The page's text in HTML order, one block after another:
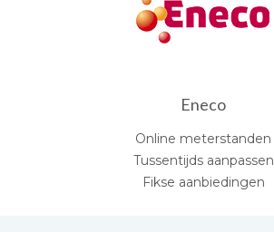
Eneco
Online meterstanden
Tussentijds aanpassen
Fikse aanbiedingen